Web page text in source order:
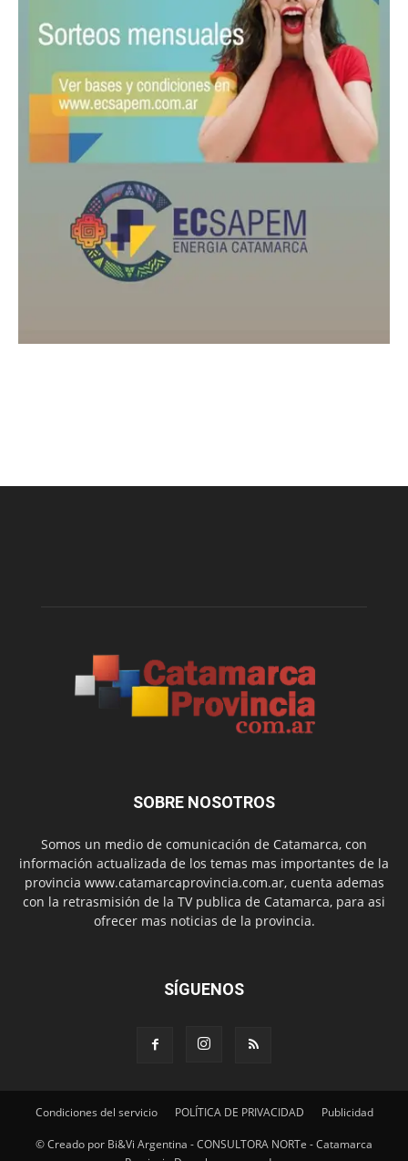
SOBRE NOSOTROS
Somos un medio de comunicación de Catamarca, con
información actualizada de los temas mas importantes de la
provincia www.catamarcaprovincia.com.ar, cuenta ademas
con la retrasmisión de la TV publica de Catamarca, para asi
ofrecer mas noticias de la provincia.
SÍGUENOS
Condiciones del servicio POLÍTICA DE PRIVACIDAD Publicidad
© Creado por Bi&Vi Argentina - CONSULTORA NORTe - Catamarca